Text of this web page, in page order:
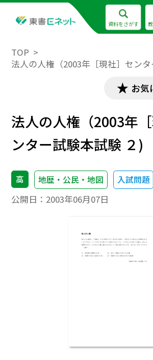
資料をさがす
TOP
法人の人権（2003年［現社］セン
お気
法人の人権（2003年
ンター試験本試験 ２)
高 地歴・公民・地図 入試問題
公開日： 2003年06月07日